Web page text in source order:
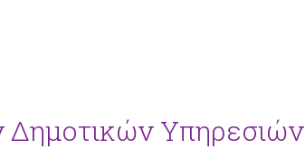
Δημοτικών Υπηρεσιών